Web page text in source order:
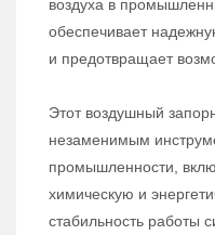
воздуха в
обеспечивает
и предотвращает
Этот воздушный
незаменимым
промышленности,
химическую и
стабильность работы